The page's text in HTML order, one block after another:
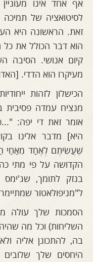
אף אחד אינו
לסיטואציה של
זאת. הראשונה היא
הוא דבר הכולל את
קיום אנושי. הסיבה
מעיקרו הוא הדדי.
הכישלון לזהות
אומר זאת די יפה:
היא] מדבר אלינו
שֶּׁעֲשִׂיתֶם לְאֶחָד מֵאַחַי
בנזק לתומך, שג'ימס
ל"מניפולאטור
השליחות) וכל מה
בה, להתכונן אליה
היחסים שלך